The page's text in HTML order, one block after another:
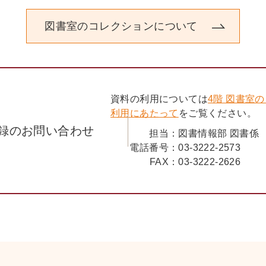
図書室のコレクションについて
のお問い合わせ
資料の利用については4階 図書室
利用にあたって をご覧ください。
担当： 図書情報部 図書係
電話番号：03-3222-2573
FAX：03-3222-2626